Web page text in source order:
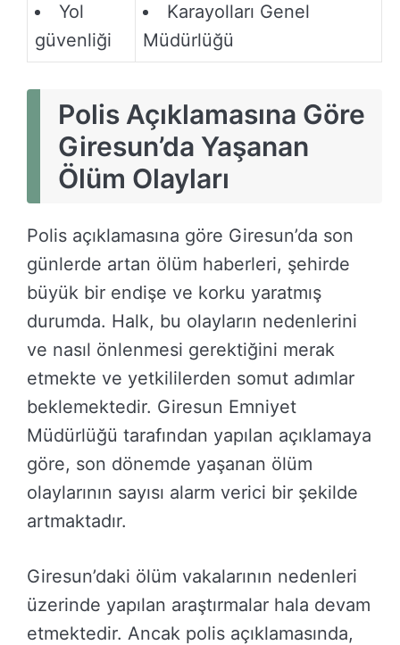
Yol
güvenliği
Karayolları Genel
Müdürlüğü
Polis Açıklamasına Göre
Giresun’da Yaşanan
Ölüm Olayları
Polis açıklamasına göre Giresun’da son
günlerde artan ölüm haberleri, şehirde
büyük bir endişe ve korku yaratmış
durumda. Halk, bu olayların nedenlerini
ve nasıl önlenmesi gerektiğini merak
etmekte ve yetkililerden somut adımlar
beklemektedir. Giresun Emniyet
Müdürlüğü tarafından yapılan açıklamaya
göre, son dönemde yaşanan ölüm
olaylarının sayısı alarm verici bir şekilde
artmaktadır.
Giresun’daki ölüm vakalarının nedenleri
üzerinde yapılan araştırmalar hala devam
etmektedir. Ancak polis açıklamasında,